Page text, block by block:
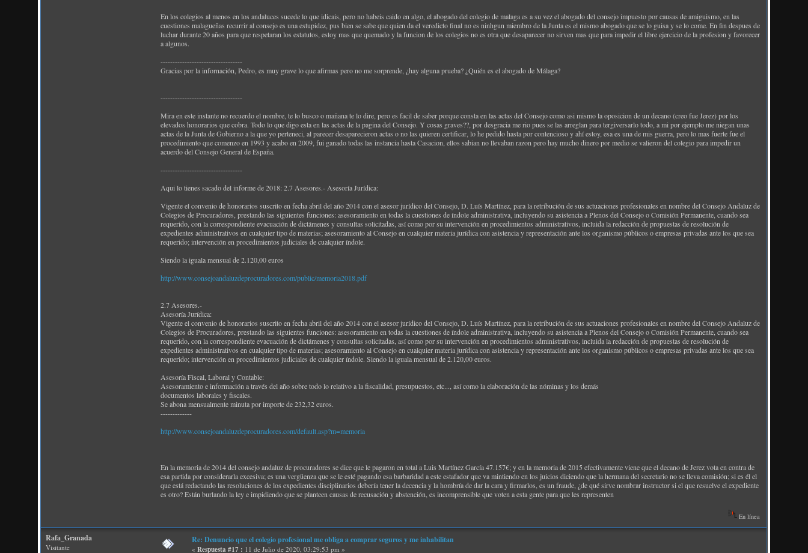
En los colegios al menos en los andaluces sucede lo que idicais, pero no habeis caido en algo, el abogado del colegio de malaga es a su vez el abogado del consejo impuesto por causas de amiguismo, en las
cuestiones malagueñas recurrir al consejo es una estupidez, pus bien se sabe que quien da el veredicto final no es ninhgun miembro de la Junta es el mismo abogado que se lo guisa y se lo come. En fin despues de
luchar durante 20 años para que respetaran los estatutos, estoy mas que quemado y la funcion de los colegios no es otra que desaparecer no sirven mas que para impedir el libre ejercicio de la profesion y favorecer
a algunos.
----------------------------------
Gracias por la infornación, Pedro, es muy grave lo que afirmas pero no me sorprende, ¿hay alguna prueba? ¿Quién es el abogado de Málaga?
----------------------------------
Mira en este instante no recuerdo el nombre, te lo busco o mañana te lo dire, pero es facil de saber porque consta en las actas del Consejo como asi mismo la oposicion de un decano (creo fue Jerez) por los
elevados honorarios que cobra. Todo lo que digo esta en las actas de la pagina del Consejo. Y cosas graves??, por desgracia me rio pues se las arreglan para tergiversarlo todo, a mi por ejemplo me niegan unas
actas de la Junta de Gobierno a la que yo perteneci, al parecer desaparecieron actas o no las quieren certificar, lo he pedido hasta por contencioso y ahí estoy, esa es una de mis guerra, pero lo mas fuerte fue el
procedimiento que comenzo en 1993 y acabo en 2009, fui ganado todas las instancia hasta Casacion, ellos sabian no llevaban razon pero hay mucho dinero por medio se valieron del colegio para impedir un
acuerdo del Consejo General de España.
----------------------------------
Aqui lo tienes sacado del informe de 2018: 2.7 Asesores.- Asesoría Jurídica:
Vigente el convenio de honorarios suscrito en fecha abril del año 2014 con el asesor jurídico del Consejo, D. Luís Martínez, para la retribución de sus actuaciones profesionales en nombre del Consejo Andaluz de
Colegios de Procuradores, prestando las siguientes funciones: asesoramiento en todas la cuestiones de índole administrativa, incluyendo su asistencia a Plenos del Consejo o Comisión Permanente, cuando sea
requerido, con la correspondiente evacuación de dictámenes y consultas solicitadas, así como por su intervención en procedimientos administrativos, incluida la redacción de propuestas de resolución de
expedientes administrativos en cualquier tipo de materias; asesoramiento al Consejo en cualquier materia jurídica con asistencia y representación ante los organismo públicos o empresas privadas ante los que sea
requerido; intervención en procedimientos judiciales de cualquier índole.
Siendo la iguala mensual de 2.120,00 euros
http://www.consejoandaluzdeprocuradores.com/public/memoria2018.pdf
2.7 Asesores.-
Asesoría Jurídica:
Vigente el convenio de honorarios suscrito en fecha abril del año 2014 con el asesor jurídico del Consejo, D. Luís Martínez, para la retribución de sus actuaciones profesionales en nombre del Consejo Andaluz de
Colegios de Procuradores, prestando las siguientes funciones: asesoramiento en todas la cuestiones de índole administrativa, incluyendo su asistencia a Plenos del Consejo o Comisión Permanente, cuando sea
requerido, con la correspondiente evacuación de dictámenes y consultas solicitadas, así como por su intervención en procedimientos administrativos, incluida la redacción de propuestas de resolución de
expedientes administrativos en cualquier tipo de materias; asesoramiento al Consejo en cualquier materia jurídica con asistencia y representación ante los organismo públicos o empresas privadas ante los que sea
requerido; intervención en procedimientos judiciales de cualquier índole. Siendo la iguala mensual de 2.120,00 euros.
Asesoría Fiscal, Laboral y Contable:
Asesoramiento e información a través del año sobre todo lo relativo a la fiscalidad, presupuestos, etc..., así como la elaboración de las nóminas y los demás
documentos laborales y fiscales.
Se abona mensualmente minuta por importe de 232,32 euros.
-------------
http://www.consejoandaluzdeprocuradores.com/default.asp?m=memoria
En la memoria de 2014 del consejo andaluz de procuradores se dice que le pagaron en total a Luis Martínez García 47.157€; y en la memoria de 2015 efectivamente viene que el decano de Jerez vota en contra de
esa partida por considerarla excesiva; es una vergüenza que se le esté pagando esa barbaridad a este estafador que va mintiendo en los juicios diciendo que la hermana del secretario no se lleva comisión; si es él el
que está redactando las resoluciones de los expedientes disciplinarios debería tener la decencia y la hombría de dar la cara y firmarlos, es un fraude, ¿de qué sirve nombrar instructor si el que resuelve el expediente
es otro? Están burlando la ley e impidiendo que se planteen causas de recusación y abstención, es incomprensible que voten a esta gente para que les representen
En línea
Rafa_Granada
Visitante
Re: Denuncio que el colegio profesional me obliga a comprar seguros y me inhabilitan
«Respuesta #17 : 11 de Julio de 2020, 03:29:53 pm »